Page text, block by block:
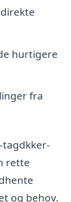
hurtigere
fra
tagdkker-
rette
og behov.